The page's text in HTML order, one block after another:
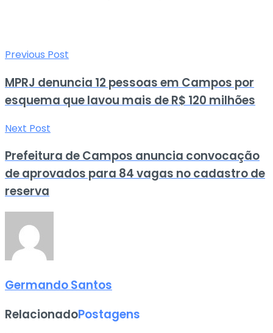
Previous Post
MPRJ denuncia 12 pessoas em Campos por
esquema que lavou mais de R$ 120 milhões
Next Post
Prefeitura de Campos anuncia convocação
de aprovados para 84 vagas no cadastro de
reserva
Germando Santos
RelacionadoPostagens